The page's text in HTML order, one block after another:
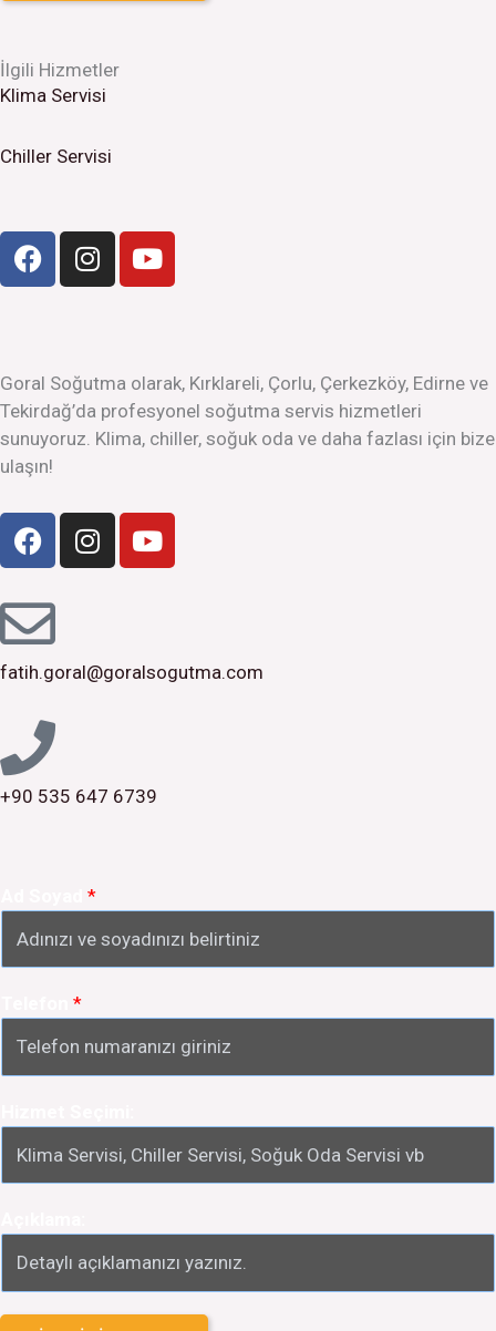
İlgili Hizmetler
Klima Servisi
Chiller Servisi
F
a
o
o
k
I
n
g
r
a
Y
o
b
e
Goral Soğutma olarak, Kırklareli, Çorlu, Çerkezköy, Edirne ve
Tekirdağ’da profesyonel soğutma servis hizmetleri
sunuyoruz. Klima, chiller, soğuk oda ve daha fazlası için bize
ulaşın!
F
a
e
b
o
k
I
n
g
r
Y
o
b
fatih.goral@goralsogutma.com
+90 535 647 6739
*
*